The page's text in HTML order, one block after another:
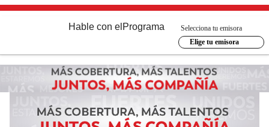
Hable con el Programa
Selecciona tu emisora
Elige tu emisora